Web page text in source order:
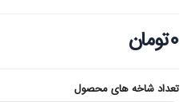
0تومان
تعداد شاخه های محصول